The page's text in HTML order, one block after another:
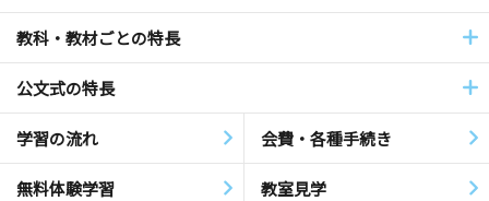
教科・教材ごとの特長
公文式の特長
学習の流れ 会費・各種手続き
無料体験学習 教室見学